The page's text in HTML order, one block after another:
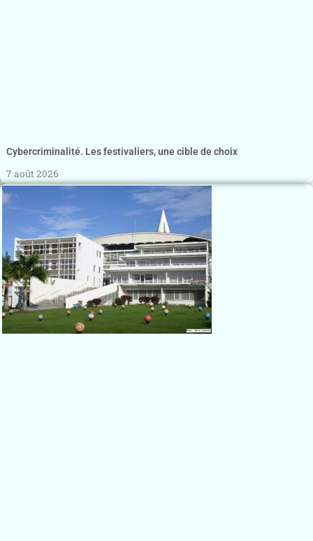
Cybercriminalité. Les festivaliers, une cible de choix
7 août 2026